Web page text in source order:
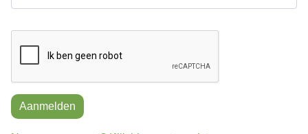
Aanmelden